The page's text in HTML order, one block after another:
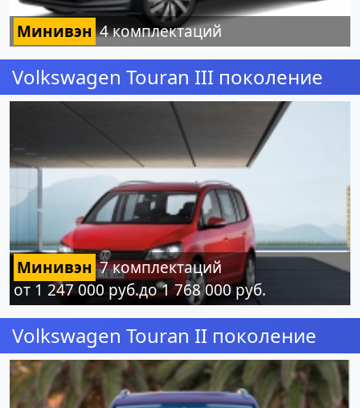
Минивэн4 комплектаций
Volkswagen Touran III поколение
Минивэн7 комплектаций
от 1 247 000 руб.до 1 768 000 руб.
Volkswagen Touran II поколение